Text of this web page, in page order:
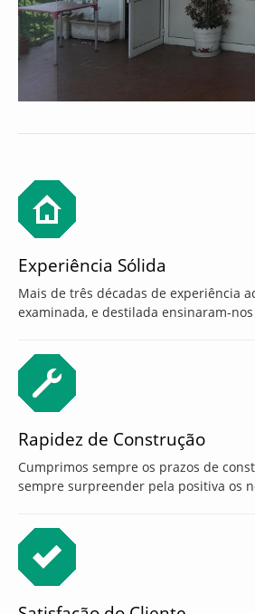
Experiência Sólida
Mais de três décadas de experiência
examinada, e destilada ensinaram-
Rapidez de Construção
Cumprimos sempre os prazos de
sempre surpreender pela positiva os